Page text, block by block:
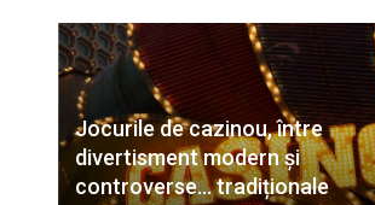
Jocurile de cazinou, între
divertisment modern și
controverse… tradiționale